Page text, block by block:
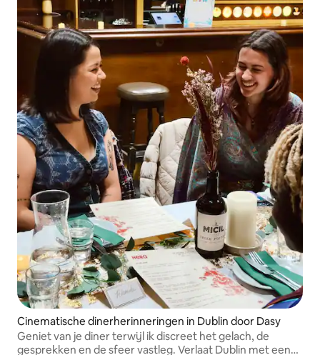
Cinematische dinerherinneringen in Dublin door Dasy
Geniet van je diner terwijl ik discreet het gelach, de
gesprekken en de sfeer vastleg. Verlaat Dublin met een